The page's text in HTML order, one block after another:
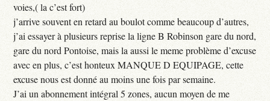
voies,( la c’est fort)
j’arrive souvent en retard au boulot comme beaucoup d’autres,
j’ai essayer à plusieurs reprise la ligne B Robinson gare du nord,
gare du nord Pontoise, mais la aussi le meme problème d’excuse
avec en plus, c’est honteux MANQUE D EQUIPAGE, cette
excuse nous est donné au moins une fois par semaine.
J’ai un abonnement intégral 5 zones, aucun moyen de me